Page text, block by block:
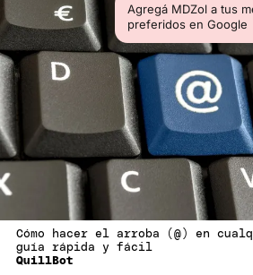
Agregá MDZol a tus
preferidos en Google
Cómo hacer el arroba (@) en
guía rápida y fácil
QuillBot